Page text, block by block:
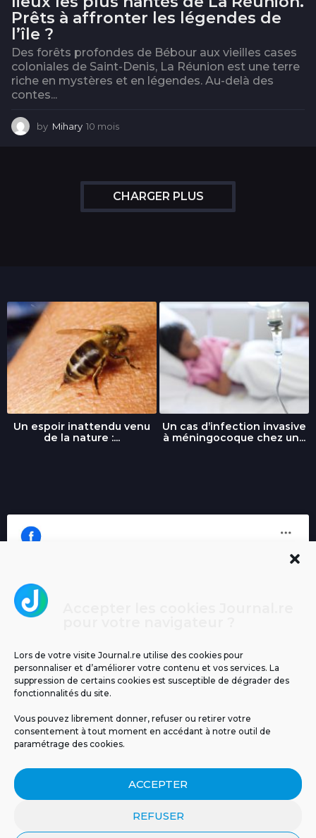
Lors de votre visite Journal.re utilise des cookies pour
personnaliser et d’améliorer votre contenu et vos services. La
suppression de certains cookies est susceptible de dégrader des
fonctionnalités du site.
Vous pouvez librement donner, refuser ou retirer votre
consentement à tout moment en accédant à notre outil de
paramétrage des cookies.
ACCEPTER
REFUSER
Prêts à affronter les légendes de
l’île ?
Des forêts profondes de Bébour aux vieilles cases
coloniales de Saint-Denis, La Réunion est une terre
riche en mystères et en légendes. Au-delà des
contes...
by Mihary 10 mois
i
s
CHARGER PLUS
Un espoir inattendu venu
de la nature :...
Un cas d’infection invasive
à méningocoque chez un...
MENTIONS LÉGALES PUBLICITÉ
BLOG
NOS ÉMISSIONS
POLITIQUE DE CONFIDENTIALITÉ
CONTACT